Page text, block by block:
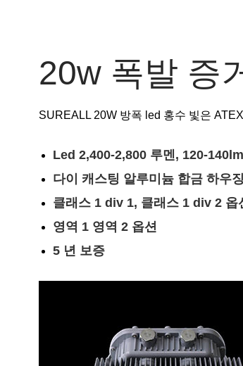
20w 폭발 증
SUREALL 20W 방폭 led 홍수 빛은
Led 2,400-2,800 루멘, 120-
다이 캐스팅 알루미늄 합금 하우
클래스 1 div 1, 클래스 1 div 2 옵
영역 1 영역 2 옵션
5 년 보증